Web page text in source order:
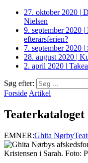
27. oktober 2020 |
Nielsen
9. september 2020 |
efterårsferien?
7. september 2020 |
28. august 2020 |
2. april 2020 |
Søg efter:
Forside Artikel
Teaterkataloget
EMNER:Ghita Nørby
Kristensen i Sarah. Foto: